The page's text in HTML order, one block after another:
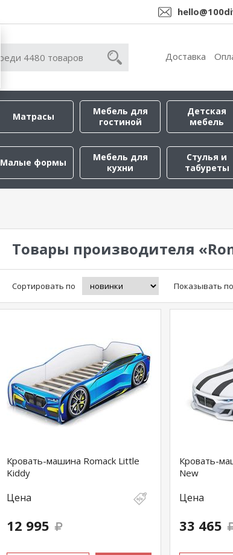
Доставка
Матрасы
Мебель для
гостиной
Детская
мебель
Малые формы
Мебель для
кухни
Стулья и
табуреты
Товары производителя
Сортировать по Показывать по
Кровать-машина Romack Little
Kiddy
Цена
12 995
Кровать-
New
Цена
33 465